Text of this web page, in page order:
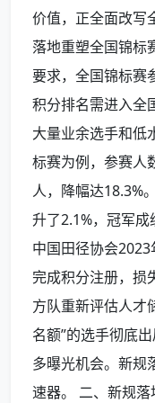
价值，正全面改写
落地重塑全国锦标
要求，全国锦标赛
积分排名需进入全
大量业余选手和低
标赛为例，参赛人
人，降幅达18.3%
升了2.1%，冠军成
中国田径协会2023
完成积分注册，损
方队重新评估人才
名额”的选手彻底
多曝光机会。新规
速器。 二、新规